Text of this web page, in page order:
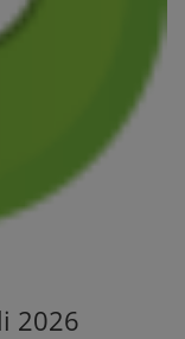
2026